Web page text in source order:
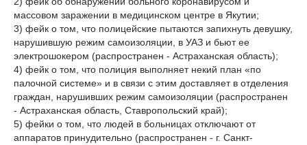
массовом заражении в медицинском центре в Якутии;
3) фейк о том, что полицейские пытаются запихнуть девушку,
нарушившую режим самоизоляции, в УАЗ и бьют ее
электрошокером (распространен - Астраханская область);
4) фейк о том, что полиция выполняет некий план «по
палочной системе» и в связи с этим доставляет в отделения
граждан, нарушивших режим самоизоляции (распространен
- Астраханская область, Ставропольский край);
5) фейки о том, что людей в больницах отключают от
аппаратов принудительно (распространен - г. Санкт-